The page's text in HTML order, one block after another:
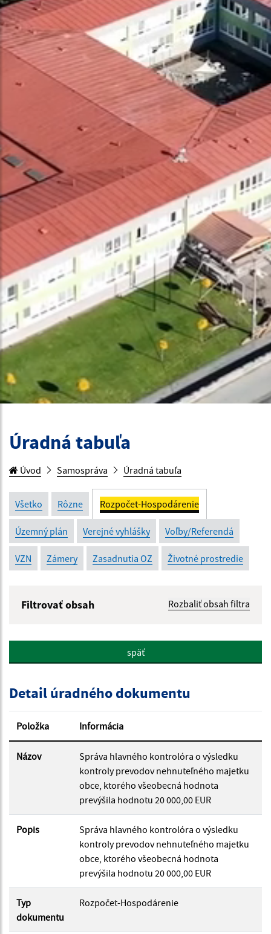
Úradná tabuľa
Úvod Samospráva Úradná tabuľa
Všetko Rôzne Rozpočet-Hospodárenie
Územný plán Verejné vyhlášky Voľby/Referendá
VZN Zámery Zasadnutia OZ Životné prostredie
Filtrovať obsah Rozbaliť obsah filtra
Popis:
Dátum zverejnenia od:
Dátum zverejnenia do:
Filtrovať Reset
späť
Detail úradného dokumentu
Položka Informácia
Názov
Správa hlavného kontrolóra o výsledku
kontroly prevodov nehnuteľného majetku
obce, ktorého všeobecná hodnota
prevýšila hodnotu 20 000,00 EUR
Popis
Správa hlavného kontrolóra o výsledku
kontroly prevodov nehnuteľného majetku
obce, ktorého všeobecná hodnota
prevýšila hodnotu 20 000,00 EUR
Typ
dokumentu
Rozpočet-Hospodárenie